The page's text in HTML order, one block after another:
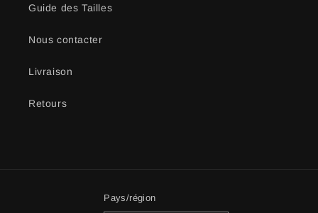
Guide des Tailles
Nous contacter
Livraison
Retours
Pays/région